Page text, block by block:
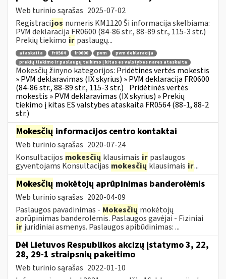
Web turinio sąrašas 2025-07-02
Registracijos numeris KM1120 Ši informacija skelbiama:
PVM deklaracija FR0600 (84-86 str., 88-89 str., 115-3 str.)
Prekių tiekimo ir paslaugų...
ataskaita fr0564 fr0600 pvm
pvm deklaracija
prekių tiekimo ir paslaugų teikimo į kitas es valstybes nares ataskaita
Mokesčių žinyno kategorijos: Pridėtinės vertės mokestis
» PVM deklaravimas (IX skyrius) » PVM deklaracija FR0600
(84-86 str., 88-89 str., 115-3 str.) Pridėtinės vertės
mokestis » PVM deklaravimas (IX skyrius) » Prekių
tiekimo į kitas ES valstybes ataskaita FR0564 (88-1, 88-2
str.)
Mokesčių informacijos centro kontaktai
Web turinio sąrašas 2020-07-24
Konsultacijos mokesčių klausimais ir paslaugos
gyventojams Konsultacijas mokesčiųklausimais ir...
Mokesčių mokėtojų aprūpinimas banderolėmis
Web turinio sąrašas 2020-04-09
Paslaugos pavadinimas - Mokesčių mokėtojų
aprūpinimas banderolėmis. Paslaugos gavėjai - Fiziniai
ir juridiniai asmenys. Paslaugos apibūdinimas: ...
Dėl Lietuvos Respublikos akcizų įstatymo 3, 22,
28, 29-1 straipsnių pakeitimo
Web turinio sąrašas 2022-01-10